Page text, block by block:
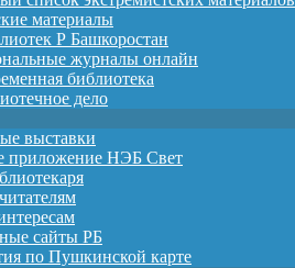
материалы
Р Башкоростан
журналы онлайн
библиотека
дело
выставки
приложение НЭБ Свет
сайты РБ
по Пушкинской карте